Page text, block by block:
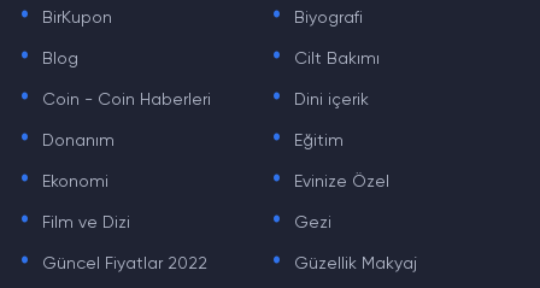
BirKupon Biyografi
. Blog . Cilt Bakımı
. Coin - Coin Haberleri . Dini içerik
. Donanım . Eğitim
. Ekonomi . Evinize Özel
. Film ve Dizi . Gezi
. Güncel Fiyatlar 2022 . Güzellik Makyaj